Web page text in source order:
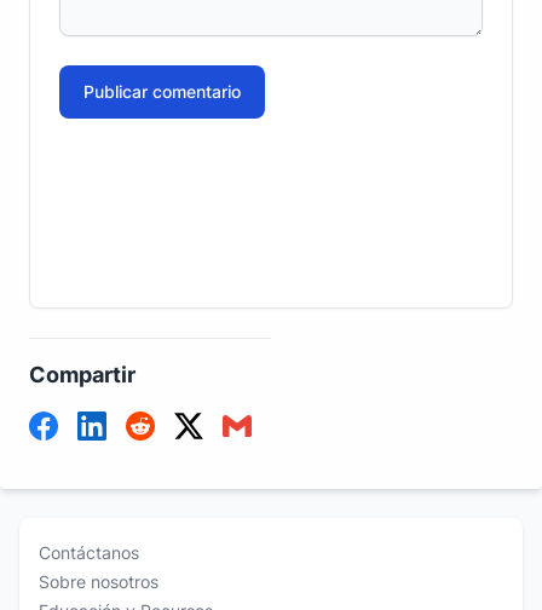
Publicar comentario
Compartir
Contáctanos
Sobre nosotros